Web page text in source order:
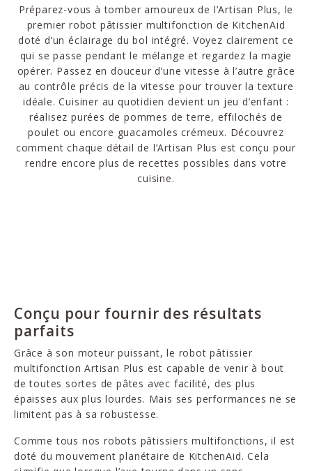
Préparez-vous à tomber amoureux de l’Artisan Plus, le
premier robot pâtissier multifonction de KitchenAid
doté d’un éclairage du bol intégré. Voyez clairement ce
qui se passe pendant le mélange et regardez la magie
opérer. Passez en douceur d’une vitesse à l’autre grâce
au contrôle précis de la vitesse pour trouver la texture
idéale. Cuisiner au quotidien devient un jeu d’enfant :
réalisez purées de pommes de terre, effilochés de
poulet ou encore guacamoles crémeux. Découvrez
comment chaque détail de l’Artisan Plus est conçu pour
rendre encore plus de recettes possibles dans votre
cuisine.
Conçu pour fournir des résultats
parfaits
Grâce à son moteur puissant, le robot pâtissier
multifonction Artisan Plus est capable de venir à bout
de toutes sortes de pâtes avec facilité, des plus
épaisses aux plus lourdes. Mais ses performances ne se
limitent pas à sa robustesse.
Comme tous nos robots pâtissiers multifonctions, il est
doté du mouvement planétaire de KitchenAid. Cela